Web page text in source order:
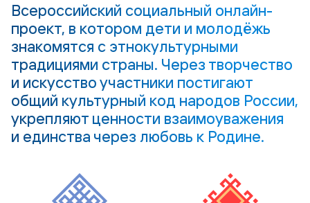
Всероссийский социальный онлайн-
проект, в котором дети и молодёжь
знакомятся с этнокультурными
традициями страны. Через творчество
и искусство участники постигают
общий культурный код народов России,
укрепляют ценности взаимоуважения
и единства через любовь к Родине.